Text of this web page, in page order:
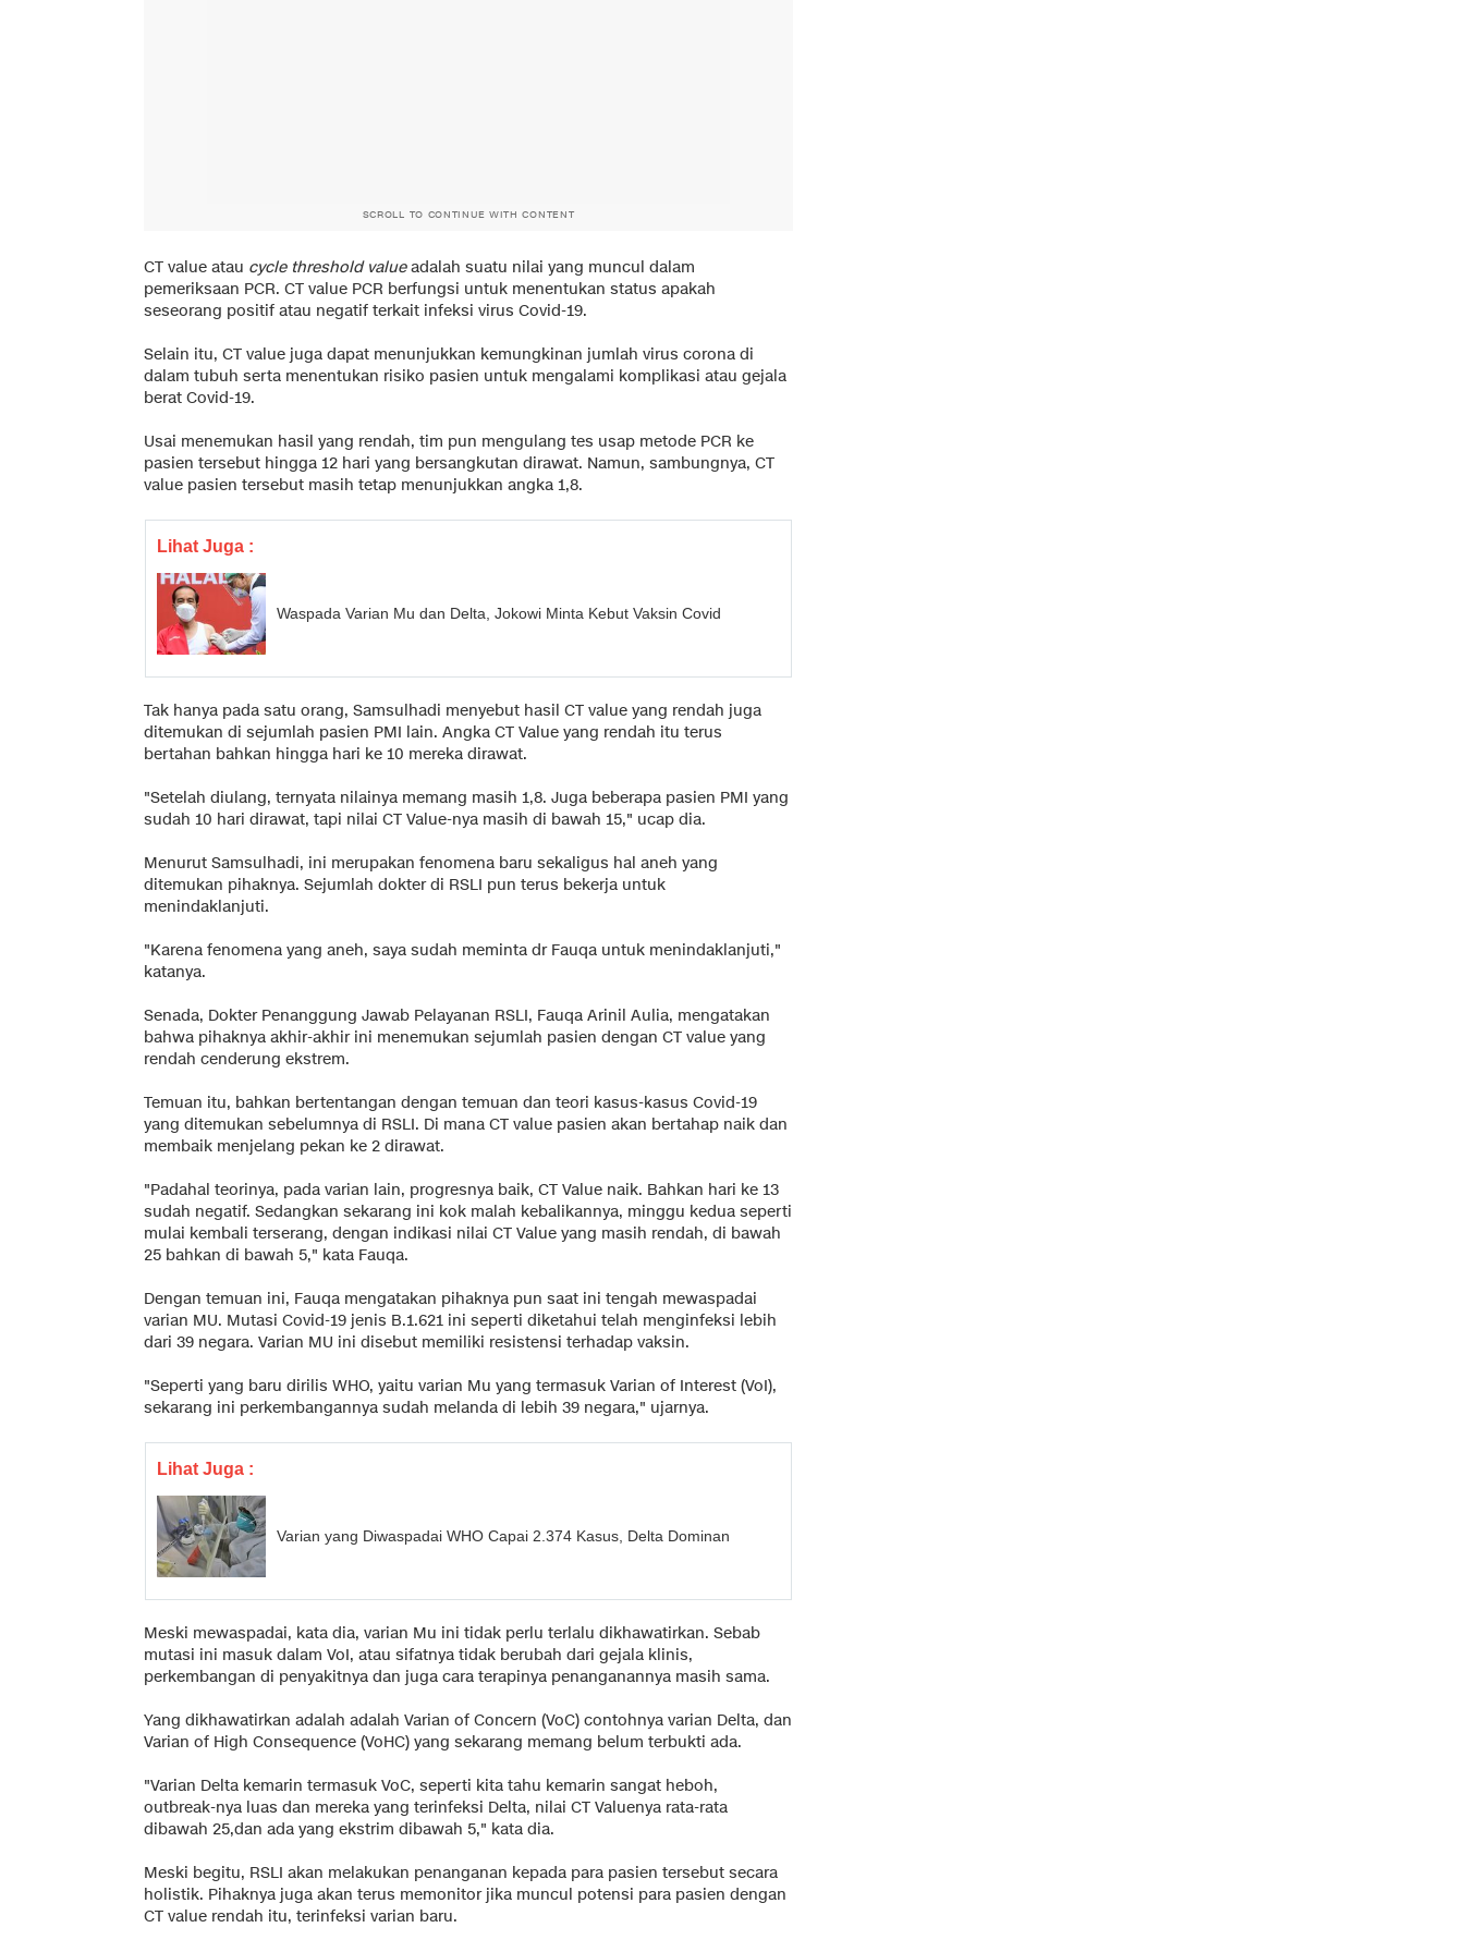
SCROLL TO CONTINUE WITH CONTENT
CT value atau cycle threshold valueadalah suatu nilai yang muncul dalam
pemeriksaan PCR. CT value PCR berfungsi untuk menentukan status apakah
seseorang positif atau negatif terkait infeksi virus Covid-19.
Selain itu, CT value juga dapat menunjukkan kemungkinan jumlah virus corona di
dalam tubuh serta menentukan risiko pasien untuk mengalami komplikasi atau gejala
berat Covid-19.
Usai menemukan hasil yang rendah, tim pun mengulang tes usap metode PCR ke
pasien tersebut hingga 12 hari yang bersangkutan dirawat. Namun, sambungnya, CT
value pasien tersebut masih tetap menunjukkan angka 1,8.
Lihat Juga :
Waspada Varian Mu dan Delta, Jokowi Minta Kebut Vaksin Covid
Tak hanya pada satu orang, Samsulhadi menyebut hasil CT value yang rendah juga
ditemukan di sejumlah pasien PMI lain. Angka CT Value yang rendah itu terus
bertahan bahkan hingga hari ke 10 mereka dirawat.
"Setelah diulang, ternyata nilainya memang masih 1,8. Juga beberapa pasien PMI yang
sudah 10 hari dirawat, tapi nilai CT Value-nya masih di bawah 15," ucap dia.
Menurut Samsulhadi, ini merupakan fenomena baru sekaligus hal aneh yang
ditemukan pihaknya. Sejumlah dokter di RSLI pun terus bekerja untuk
menindaklanjuti.
"Karena fenomena yang aneh, saya sudah meminta dr Fauqa untuk menindaklanjuti,"
katanya.
Senada, Dokter Penanggung Jawab Pelayanan RSLI, Fauqa Arinil Aulia, mengatakan
bahwa pihaknya akhir-akhir ini menemukan sejumlah pasien dengan CT value yang
rendah cenderung ekstrem.
Temuan itu, bahkan bertentangan dengan temuan dan teori kasus-kasus Covid-19
yang ditemukan sebelumnya di RSLI. Di mana CT value pasien akan bertahap naik dan
membaik menjelang pekan ke 2 dirawat.
"Padahal teorinya, pada varian lain, progresnya baik, CT Value naik. Bahkan hari ke 13
sudah negatif. Sedangkan sekarang ini kok malah kebalikannya, minggu kedua seperti
mulai kembali terserang, dengan indikasi nilai CT Value yang masih rendah, di bawah
25 bahkan di bawah 5," kata Fauqa.
Dengan temuan ini, Fauqa mengatakan pihaknya pun saat ini tengah mewaspadai
varian MU. Mutasi Covid-19 jenis B.1.621 ini seperti diketahui telah menginfeksi lebih
dari 39 negara. Varian MU ini disebut memiliki resistensi terhadap vaksin.
"Seperti yang baru dirilis WHO, yaitu varian Mu yang termasuk Varian of Interest (VoI),
sekarang ini perkembangannya sudah melanda di lebih 39 negara," ujarnya.
Lihat Juga :
Varian yang Diwaspadai WHO Capai 2.374 Kasus, Delta Dominan
Meski mewaspadai, kata dia, varian Mu ini tidak perlu terlalu dikhawatirkan. Sebab
mutasi ini masuk dalam VoI, atau sifatnya tidak berubah dari gejala klinis,
perkembangan di penyakitnya dan juga cara terapinya penanganannya masih sama.
Yang dikhawatirkan adalah adalah Varian of Concern (VoC) contohnya varian Delta, dan
Varian of High Consequence (VoHC) yang sekarang memang belum terbukti ada.
"Varian Delta kemarin termasuk VoC, seperti kita tahu kemarin sangat heboh,
outbreak-nya luas dan mereka yang terinfeksi Delta, nilai CT Valuenya rata-rata
dibawah 25,dan ada yang ekstrim dibawah 5," kata dia.
Meski begitu, RSLI akan melakukan penanganan kepada para pasien tersebut secara
holistik. Pihaknya juga akan terus memonitor jika muncul potensi para pasien dengan
CT value rendah itu, terinfeksi varian baru.